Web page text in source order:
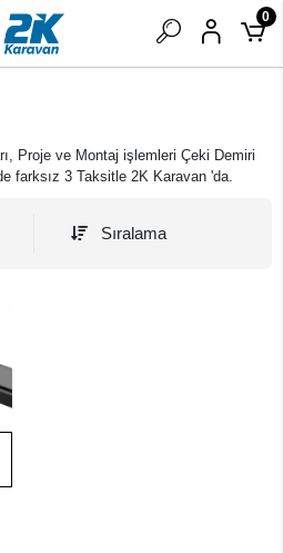
0
Proje ve Montaj işlemleri Çeki Demiri
farksız 3 Taksitle 2K Karavan 'da.
Sıralama